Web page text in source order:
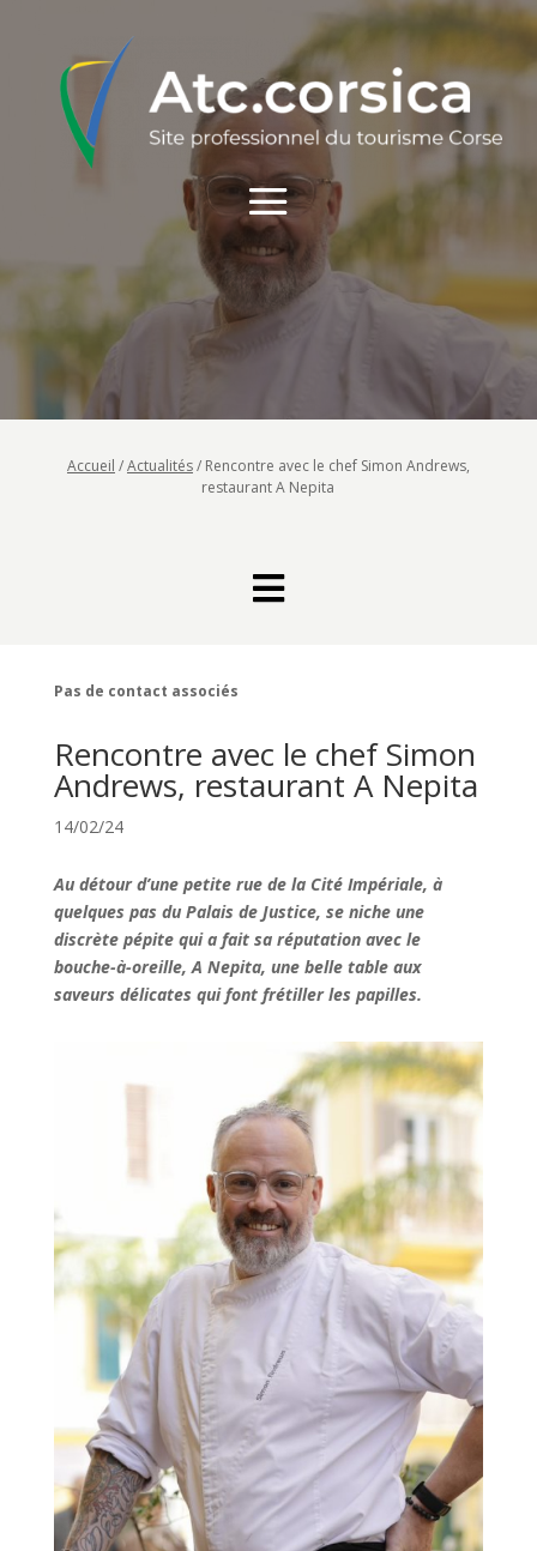
Accueil /Actualités/ Rencontre avec le chef Simon Andrews,
restaurant A Nepita

Pas de contact associés
Rencontre avec le chef Simon
Andrews, restaurant A Nepita
14/02/24
Au détour d’une petite rue de la Cité Impériale, à
quelques pas du Palais de Justice, se niche une
discrète pépite qui a fait sa réputation avec le
bouche-à-oreille, A Nepita, une belle table aux
saveurs délicates qui font frétiller les papilles.